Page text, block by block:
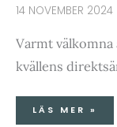
14 NOVEMBER 2024
Varmt
kvällens
LÄS MER »